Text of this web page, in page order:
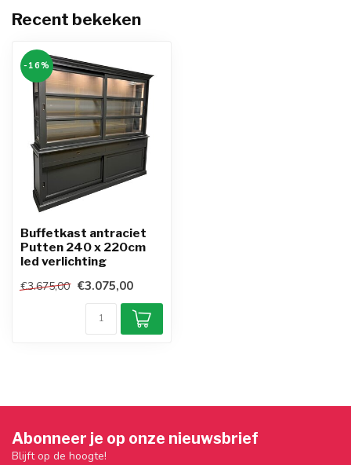
Recent bekeken
-16%
Buffetkast antraciet
Putten 240 x 220cm
led verlichting
€3.675,00 €3.075,00
Abonneer je op onze nieuwsbrief
Blijft op de hoogte!